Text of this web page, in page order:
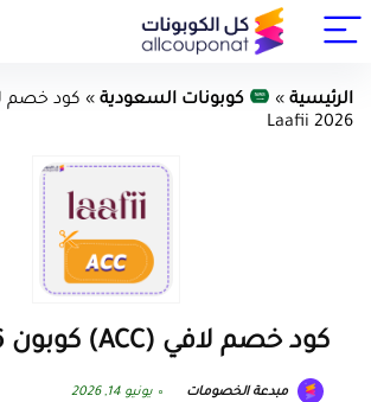
الرئيسية » كوبونات السعودية »
Laafii 2026
كود خصم لافي (ACC) كوبون Laafii 2026
مبدعة الخصومات يونيو 14, 2026